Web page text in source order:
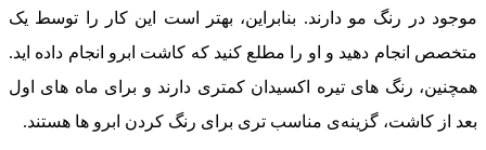
موجود در رنگ مو دارند. بنابراین، بهتر است این کار را توسط یک
متخصص انجام دهید و او را مطلع کنید که کاشت ابرو انجام داده‌ اید.
همچنین، رنگ‌ های تیره اکسیدان کمتری دارند و برای ماه ‌های اول
بعد از کاشت، گزینه‌ی مناسب ‌تری برای رنگ کردن ابرو ها هستند.